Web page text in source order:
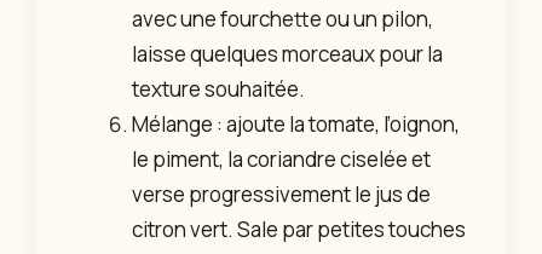
avec une fourchette ou un pilon,
laisse quelques morceaux pour la
texture souhaitée.
Mélange : ajoute la tomate, l’oignon,
le piment, la coriandre ciselée et
verse progressivement le jus de
citron vert. Sale par petites touches